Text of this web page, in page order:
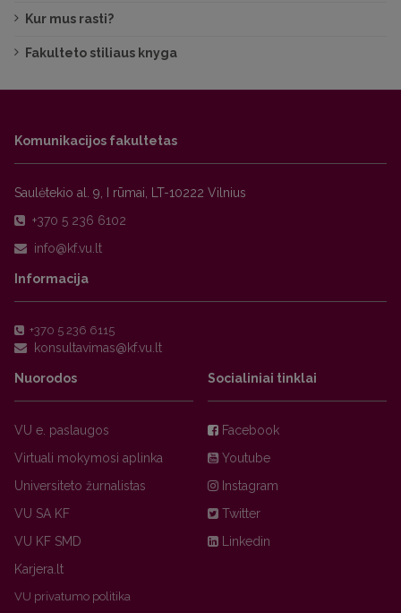
Kur mus rasti?
Fakulteto stiliaus knyga
Komunikacijos fakultetas
Saulėtekio al. 9, I rūmai, LT-10222 Vilnius
+370 5 236 6102
Informacija
+370 5 236 6115
Nuorodos
VU e. paslaugos
Virtuali mokymosi aplinka
Universiteto žurnalistas
VU SA KF
VU KF SMD
Karjera.lt
VU privatumo politika
Socialiniai tinklai
Facebook
Youtube
Instagram
Twitter
Linkedin